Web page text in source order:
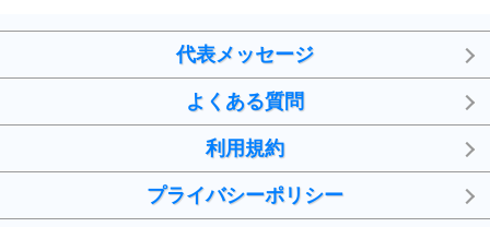
代表メッセージ
よくある質問
利用規約
プライバシーポリシー